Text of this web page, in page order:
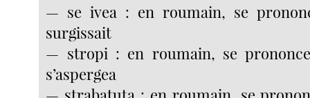
— se ivea : en roumain, se
surgissait
— stropi : en roumain, se
s’aspergea